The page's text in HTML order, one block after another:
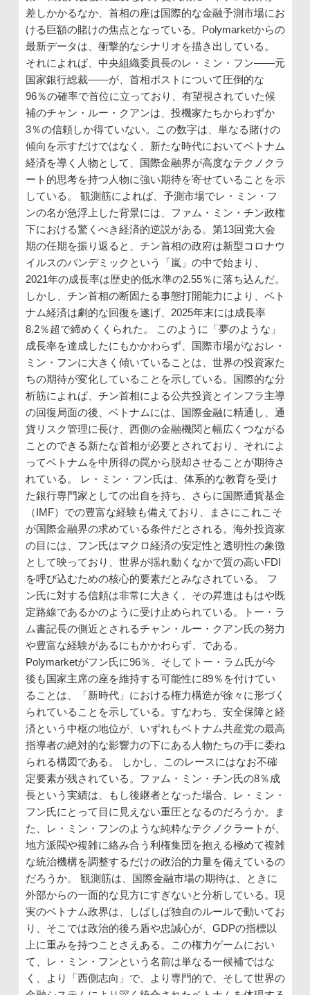
差しかかるなか、首相の座は国際的な金融予測市場にお
ける巨額の賭けの焦点となっている。Polymarketからの
最新データは、衝撃的なシナリオを描き出している。
それによれば、中央組織委員長のレ・ミン・フン――元
国家銀行総裁――が、首相ポストについて圧倒的な
96％の確率で首位に立っており、有望視されていた候
補のチャン・ルー・クアンは、投機家たちからわずか
3％の信頼しか得ていない。この数字は、単なる賭けの
傾向を示すだけではなく、新たな時代においてベトナム
経済を導く人物として、国際金融界が高度なテクノクラ
ート的思考を持つ人物に強い期待を寄せていることを示
している。 観測筋によれば、予測市場でレ・ミン・フ
ンの名が急浮上した背景には、ファム・ミン・チン政権
下における驚くべき経済的逆説がある。第13回党大会
期の任期を振り返ると、チン首相の政府は新型コロナウ
イルスのパンデミックという「嵐」の中で始まり、
2021年の成長率は歴史的低水準の2.55％に落ち込んだ。
しかし、チン首相の断固たる事態打開能力により、ベト
ナム経済は劇的な回復を遂げ、2025年末には成長率
8.2％超で締めくくられた。 このように「夢のような」
成長率を達成したにもかかわらず、国際市場がなおレ・
ミン・フンに大きく傾いていることは、世界の投資家た
ちの期待が変化していることを示している。国際的な分
析筋によれば、チン首相による公共投資とインフラ主導
の回復局面の後、ベトナムには、国際金融に精通し、通
貨リスク管理に長け、西側の金融機関と幅広くつながる
ことのできる新たな首相が必要とされており、それによ
ってベトナムを中所得の罠から脱却させることが期待さ
れている。 レ・ミン・フン氏は、体系的な教育を受け
た銀行専門家としての出自を持ち、さらに国際通貨基金
（IMF）での豊富な経験も備えており、まさにこれこそ
が国際金融界の求めている条件だとされる。海外投資家
の目には、フン氏はマクロ経済の安定性と透明性の象徴
として映っており、世界が揺れ動くなかで質の高いFDI
を呼び込むための核心的要素だとみなされている。 フ
ン氏に対する信頼は非常に大きく、その昇進はもはや既
定路線であるかのように受け止められている。トー・ラ
ム書記長の側近とされるチャン・ルー・クアン氏の努力
や豊富な経験があるにもかかわらず、である。
Polymarketがフン氏に96％、そしてトー・ラム氏が今
後も国家主席の座を維持する可能性に89％を付けてい
ることは、「新時代」における権力構造が徐々に形づく
られていることを示している。すなわち、安全保障と経
済という中枢の地位が、いずれもベトナム共産党の最高
指導者の絶対的な影響力の下にある人物たちの手に委ね
られる構図である。 しかし、このレースにはなお不確
定要素が残されている。ファム・ミン・チン氏の8％成
長という実績は、もし後継者となった場合、レ・ミン・
フン氏にとって目に見えない重圧となるのだろうか。ま
た、レ・ミン・フンのような純粋なテクノクラートが、
地方派閥や複雑に絡み合う利権集団を抱える極めて複雑
な統治機構を調整するだけの政治的力量を備えているの
だろうか。 観測筋は、国際金融市場の期待は、ときに
外部からの一面的な見方にすぎないと分析している。現
実のベトナム政界は、しばしば独自のルールで動いてお
り、そこでは政治的後ろ盾や忠誠心が、GDPの指標以
上に重みを持つことさえある。この権力ゲームにおい
て、レ・ミン・フンという名前は単なる一候補ではな
く、より「西側志向」で、より専門的で、そして世界の